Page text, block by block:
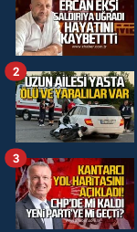
2
3